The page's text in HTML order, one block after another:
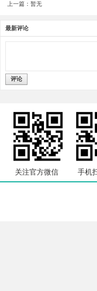
上一篇：暂无
最新评论
评论
关注官方微信 手机